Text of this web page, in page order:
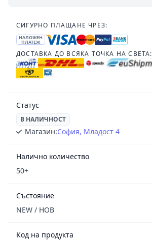
СИГУРНО ПЛАЩАНЕ ЧРЕЗ:
НАЛОЖЕН
ПЛАТЕЖ
ДОСТАВКА ДО ВСЯКА ТОЧКА НА СВЕТА:
Статус
В НАЛИЧНОСТ
Магазин:София, Младост 4
Налично количество
50+
Състояние
NEW / НОВ
Код на продукта